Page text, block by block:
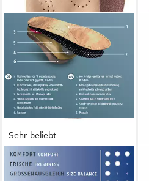
Sehr beliebt
Fußbetteinlage Ortho